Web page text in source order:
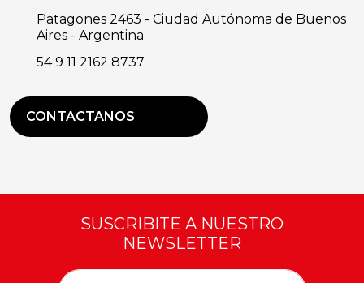
Patagones 2463 - Ciudad Autónoma de Buenos
Aires - Argentina
54 9 11 2162 8737
CONTACTANOS
SUSCRIBITE A NUESTRO
NEWSLETTER